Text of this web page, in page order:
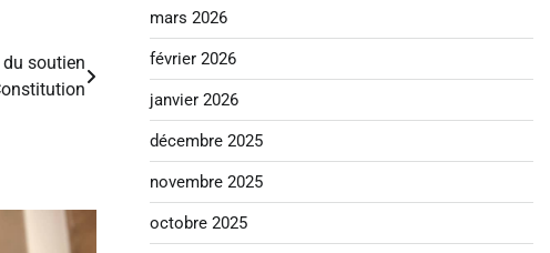
soutien
mars 2026
février 2026
janvier 2026
décembre 2025
novembre 2025
octobre 2025